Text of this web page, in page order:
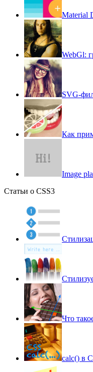
Material
WebGl:
SVG-
Как
Image
Статьи о CSS3
Что
сalc() в